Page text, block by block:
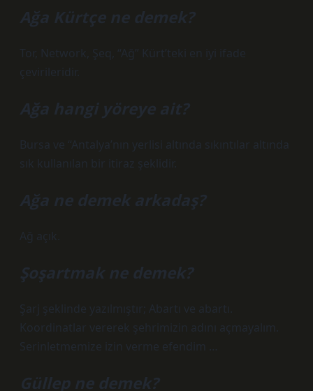
Ağa Kürtçe ne demek?
Tor, Network, Şeq, “Ağ” Kürt’teki en iyi ifade
çevirileridir.
Ağa hangi yöreye ait?
Bursa ve “Antalya’nın yerlisi altında sıkıntılar altında
sık kullanılan bir itiraz şeklidir.
Ağa ne demek arkadaş?
Ağ açık.
Şoşartmak ne demek?
Şarj şeklinde yazılmıştır; Abartı ve abartı.
Koordinatlar vererek şehrimizin adını açmayalım.
Serinletmemize izin verme efendim …
Güllep ne demek?